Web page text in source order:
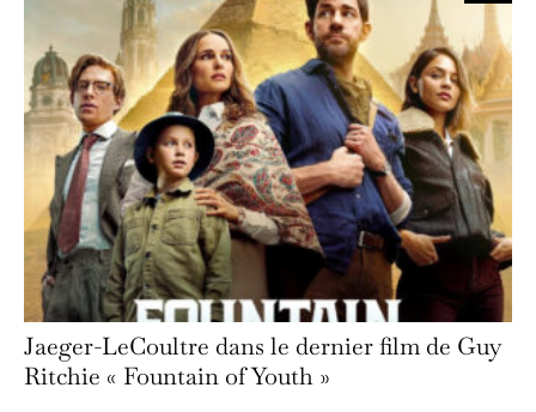
Jaeger-LeCoultre dans le dernier film de Guy
Ritchie « Fountain of Youth »